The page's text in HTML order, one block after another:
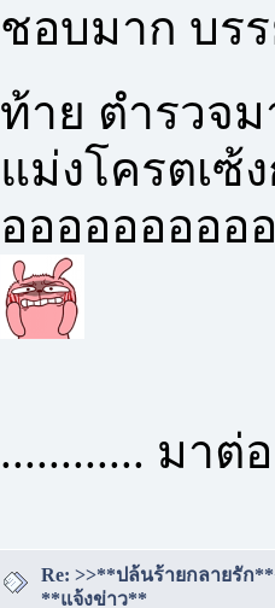
ชอบมาก บร
ท้าย ตำรวจ
แม่งโครตเซ้
อออออออออ
............ มาต่
Re: >>**ปล้นร้ายกลายรัก
**แจ้งข่าว**